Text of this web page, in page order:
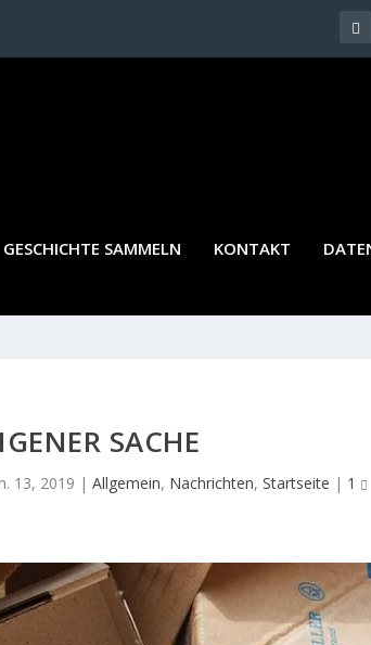
GESCHICHTE SAMMELN KONTAKT
SACHE
13, 2019 |Allgemein, Nachrichten,Startseite | 1